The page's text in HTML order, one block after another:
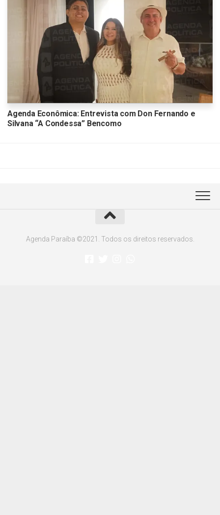
Agenda Econômica: Entrevista com Don Fernando e
Silvana “A Condessa” Bencomo
Agenda Paraíba ©2021. Todos os direitos reservados.